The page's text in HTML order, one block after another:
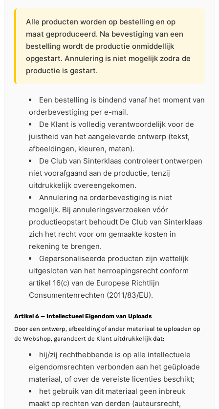
Alle producten worden op bestelling en op
maat geproduceerd. Na bevestiging van een
bestelling wordt de productie onmiddellijk
opgestart. Annulering is niet mogelijk zodra de
productie is gestart.
Een bestelling is bindend vanaf het moment van
orderbevestiging per e-mail.
De Klant is volledig verantwoordelijk voor de
juistheid van het aangeleverde ontwerp (tekst,
afbeeldingen, kleuren, maten).
De Club van Sinterklaas controleert ontwerpen
niet voorafgaand aan de productie, tenzij
uitdrukkelijk overeengekomen.
Annulering na orderbevestiging is niet
mogelijk. Bij annuleringsverzoeken vóór
productieopstart behoudt De Club van Sinterklaas
zich het recht voor om gemaakte kosten in
rekening te brengen.
Gepersonaliseerde producten zijn wettelijk
uitgesloten van het herroepingsrecht conform
artikel 16(c) van de Europese Richtlijn
Consumentenrechten (2011/83/EU).
Artikel 6 — Intellectueel Eigendom van Uploads
Door een ontwerp, afbeelding of ander materiaal te uploaden op
de Webshop, garandeert de Klant uitdrukkelijk dat:
hij/zij rechthebbende is op alle intellectuele
eigendomsrechten verbonden aan het geüploade
materiaal, of over de vereiste licenties beschikt;
het gebruik van dit materiaal geen inbreuk
maakt op rechten van derden (auteursrecht,